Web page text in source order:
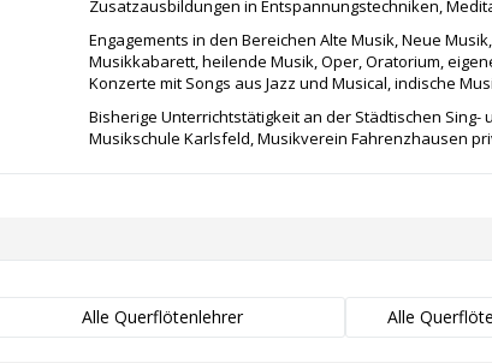
Zusatzausbildungen in Entspannungstechniken,
Engagements in den Bereichen Alte Musik, Neue
Musikkabarett, heilende Musik, Oper, Oratorium,
Konzerte mit Songs aus Jazz und Musical, indische
Bisherige Unterrichtstätigkeit an der Städtischen Sing-
Musikschule Karlsfeld, Musikverein Fahrenzhausen
Alle Querflötenlehrer Alle